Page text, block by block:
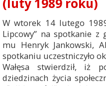
(luty 1989 roku)
W wtorek 14 lutego
Lipcowy” na spotkanie z
mu Henryk Jankowski,
spotkaniu uczestniczyło
Wałęsa stwierdził, iż
dziedzinach życia